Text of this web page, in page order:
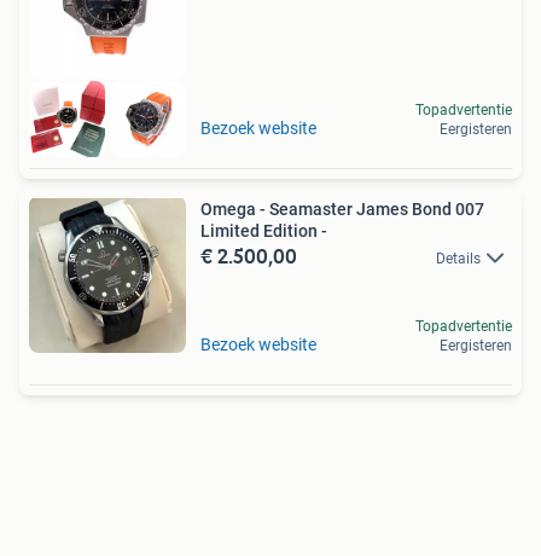
Bezoek website
Topadvertentie
Eergisteren
Omega - Seamaster James Bond 007
Limited Edition -
€ 2.500,00 Details
Bezoek website
Topadvertentie
Eergisteren